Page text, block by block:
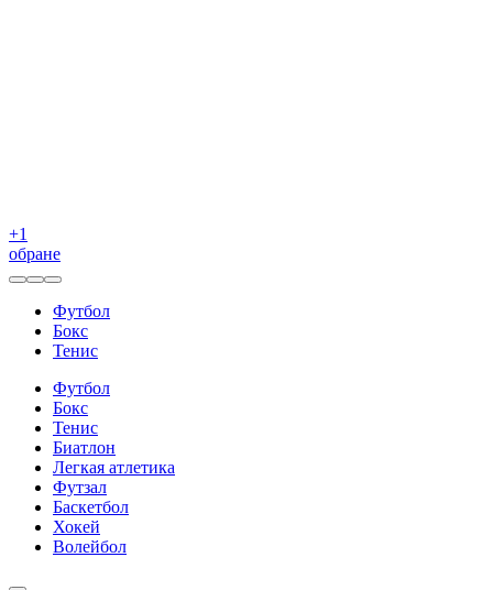
+1
обране
Футбол
Бокс
Тенис
Футбол
Бокс
Тенис
Биатлон
Легкая атлетика
Футзал
Баскетбол
Хокей
Волейбол